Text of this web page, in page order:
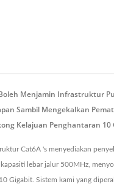
Menjamin Infrastruktur
Sambil Mengekalkan
Kelajuan Penghantaran 10
Cat6A 's menyediakan
lebar jalur 500MHz,
Gigabit. Sistem kami yang